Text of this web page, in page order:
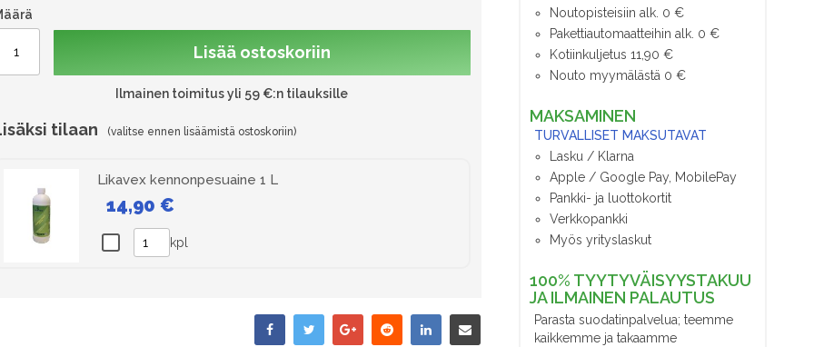
Lisää ostoskoriin
Ilmainen toimitus yli 59 €:n tilauksille
tilaan
Likavex kennonpesuaine 1 L
14,90 €
kpl
Noutopisteisiin alk. 0 €
Pakettiautomaatteihin alk. 0 €
Kotiinkuljetus 11,90 €
Nouto myymälästä 0 €
MAKSAMINEN
TURVALLISET MAKSUTAVAT
Lasku / Klarna
Apple / Google Pay, MobilePay
Pankki- ja luottokortit
Verkkopankki
Myös yrityslaskut
100% TYYTYVÄISYYSTAKUU
JA ILMAINEN PALAUTUS
Parasta suodatinpalvelua; teemme
kaikkemme ja takaamme